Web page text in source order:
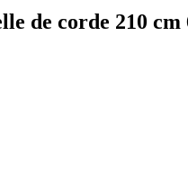
de corde 210